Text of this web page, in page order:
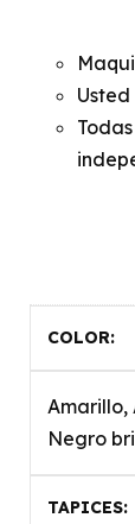
COLOR
Amarillo,
Negro
TAPICES